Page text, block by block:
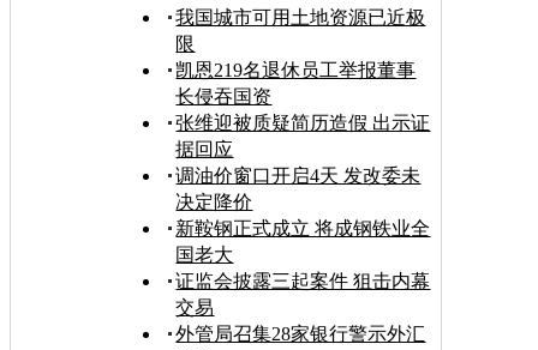
我国城市可用土地资源已近极
限
凯恩219名退休员工举报董事
长侵吞国资
张维迎被质疑简历造假 出示证
据回应
调油价窗口开启4天 发改委未
决定降价
新鞍钢正式成立 将成钢铁业全
国老大
证监会披露三起案件 狙击内幕
交易
外管局召集28家银行警示外汇